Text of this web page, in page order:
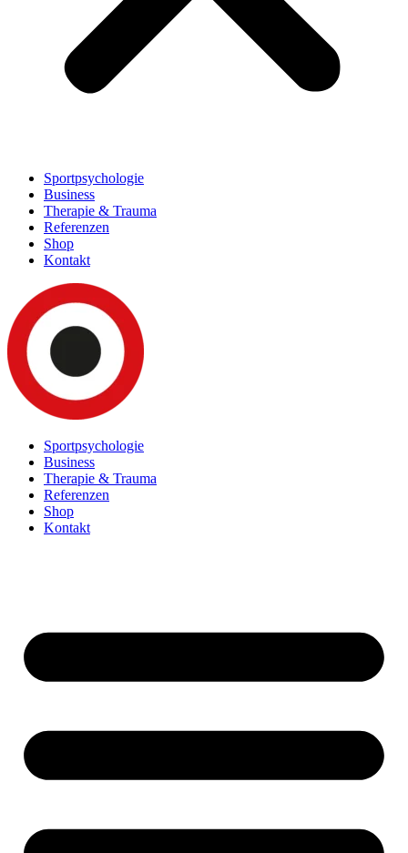
Sportpsychologie
Business
Therapie & Trauma
Referenzen
Shop
Kontakt
Sportpsychologie
Business
Therapie & Trauma
Referenzen
Shop
Kontakt